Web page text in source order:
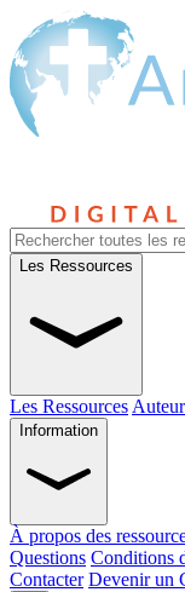
Les Ressources
Les Ressources
Information
À propos des
Questions Conditions
Contacter Devenir un